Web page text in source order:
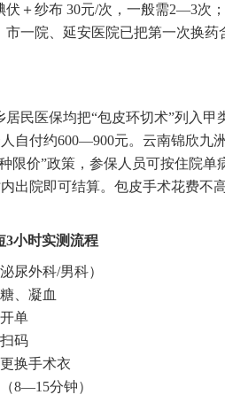
伏＋纱布 30元/次，一般需2—3次
一院、延安医院已把第一次换
民医保均把“包皮环切术”列入甲
自付约600—900元。云南锦欣九
限价”政策，参保人员可按住院单
出院即可结算。包皮手术花费不
3小时实测流程
尿外科/男科）
、凝血
单
码
换手术衣
8—15分钟）